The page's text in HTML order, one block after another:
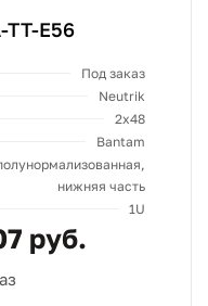
TT-E56
Под заказ
Neutrik
2x48
Bantam
нижняя часть
1U
руб.